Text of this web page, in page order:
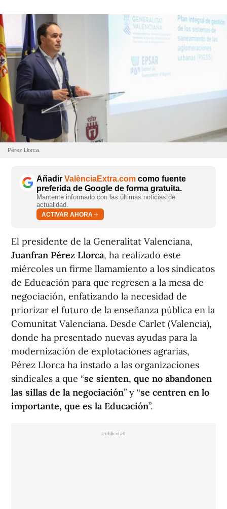
Pérez Llorca.
Añadir ValènciaExtra.com como fuente
preferida de Google de forma gratuita.
Mantente informado con las últimas noticias de
actualidad.
ACTIVAR AHORA
El presidente de la Generalitat Valenciana,
Juanfran Pérez Llorca, ha realizado este
miércoles un firme llamamiento a los sindicatos
de Educación para que regresen a la mesa de
negociación, enfatizando la necesidad de
priorizar el futuro de la enseñanza pública en la
Comunitat Valenciana. Desde Carlet (Valencia),
donde ha presentado nuevas ayudas para la
modernización de explotaciones agrarias,
Pérez Llorca ha instado a las organizaciones
sindicales a que “se sienten, que no abandonen
las sillas de la negociación” y “se centren en lo
importante, que es la Educación”.